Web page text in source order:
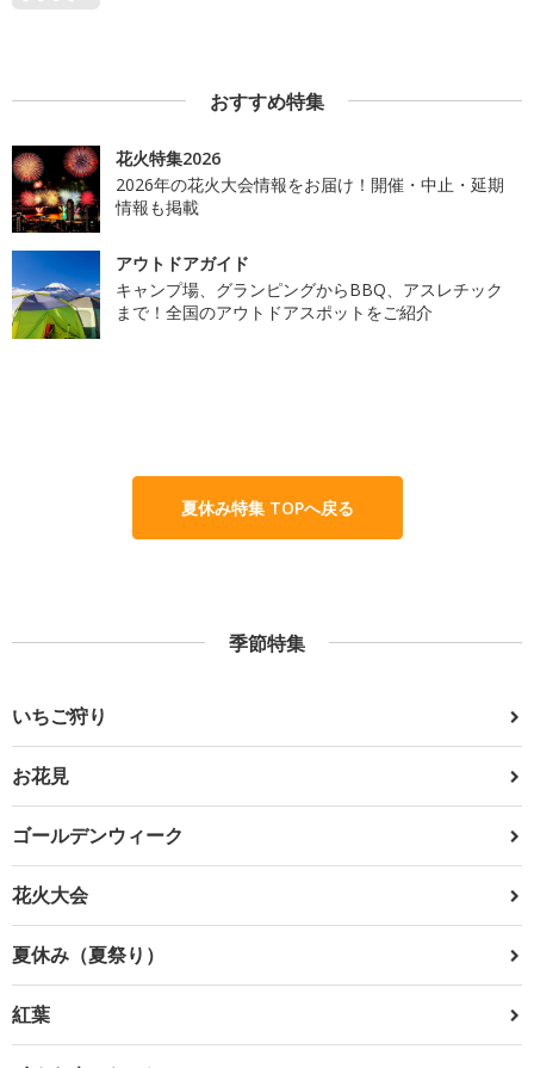
おすすめ特集
花火特集2026
2026年の花火大会情報をお届け！開催・中止・延期
情報も掲載
アウトドアガイド
キャンプ場、グランピングからBBQ、アスレチック
まで！全国のアウトドアスポットをご紹介
夏休み特集 TOPへ戻る
季節特集
いちご狩り
お花見
ゴールデンウィーク
花火大会
夏休み（夏祭り）
紅葉